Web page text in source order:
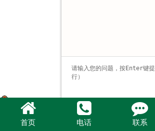
首页 电话 联系
豫公网安备 41077102000193号